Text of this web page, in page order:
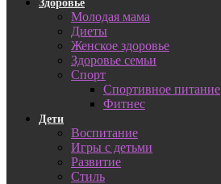
Здоровье
Молодая мама
Диеты
Женское здоровье
Здоровье семьи
Спорт
Спортивное питание
Фитнес
Дети
Воспитание
Игры с детьми
Развитие
Стиль